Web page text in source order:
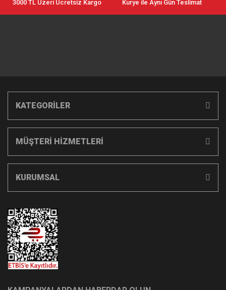
3000 TL Üzeri Ücretsiz Kargo Kurye ile Aynı Gün Teslimat
KATEGORİLER
MÜŞTERİ HİZMETLERİ
KURUMSAL